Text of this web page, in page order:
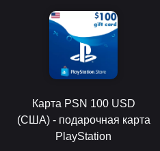
Карта PSN 100 USD
(США) - подарочная карта
PlayStation